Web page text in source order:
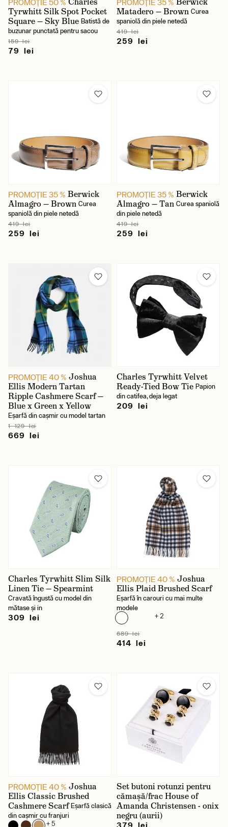
PROMOŢIE 50 %
Tyrwhitt Silk Spot Pocket
Square — Sky Blue Batistă de
buzunar punctată pentru sacou
159 lei
79 lei
PROMOŢIE 35 %
Matadero — Brown Curea
spaniolă din piele netedă
419 lei
259 lei
PROMOŢIE 35 % Berwick
Almagro — Brown Curea
spaniolă din piele netedă
419 lei
259 lei
PROMOŢIE 35 % Berwick
Almagro — Tan Curea spaniolă
din piele netedă
419 lei
259 lei
PROMOŢIE 40 % Joshua
Ellis Modern Tartan
Ripple Cashmere Scarf —
Blue x Green x Yellow
Eșarfă din cașmir cu model tartan
1 129 lei
669 lei
Charles Tyrwhitt Velvet
Ready-Tied Bow Tie Papion
din catifea, deja legat
209 lei
Charles Tyrwhitt Slim Silk
Linen Tie — Spearmint
Cravată îngustă cu model din
mătase și in
309 lei
PROMOŢIE 40 % Joshua
Ellis Plaid Brushed Scarf
Eșarfă în carouri cu mai multe
modele
+ 2
689 lei
414 lei
PROMOŢIE 40 % Joshua
Ellis Classic Brushed
Cashmere Scarf Eșarfă clasică
din cașmir cu franjuri
+ 5
Set butoni rotunzi pentru
cămașă/frac House of
Amanda Christensen - onix
negru (aurii)
379 lei